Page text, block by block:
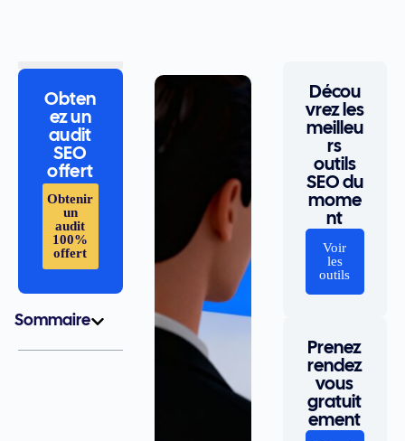
Obten
ez un
audit
SEO
offert
Obtenir
un
audit
100%
offert
Sommaire
Décou
vrez les
meilleu
rs
outils
SEO du
mome
nt
Voir
les
outils
Prenez
rendez
vous
gratuit
ement